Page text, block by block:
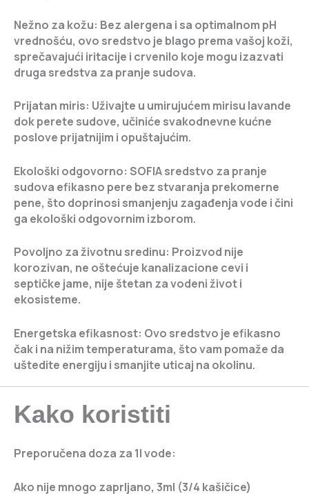
Nežno za kožu: Bez alergena i sa optimalnom pH
vrednošću, ovo sredstvo je blago prema vašoj koži,
sprečavajući iritacije i crvenilo koje mogu izazvati
druga sredstva za pranje sudova.
Prijatan miris: Uživajte u umirujućem mirisu lavande
dok perete sudove, učiniće svakodnevne kućne
poslove prijatnijim i opuštajućim.
Ekološki odgovorno: SOFIA sredstvo za pranje
sudova efikasno pere bez stvaranja prekomerne
pene, što doprinosi smanjenju zagađenja vode i čini
ga ekološki odgovornim izborom.
Povoljno za životnu sredinu: Proizvod nije
korozivan, ne oštećuje kanalizacione cevi i
septičke jame, nije štetan za vodeni život i
ekosisteme.
Energetska efikasnost: Ovo sredstvo je efikasno
čak i na nižim temperaturama, što vam pomaže da
uštedite energiju i smanjite uticaj na okolinu.
Kako koristiti
Preporučena doza za 1l vode:
Ako nije mnogo zaprljano, 3ml (3/4 kašičice)